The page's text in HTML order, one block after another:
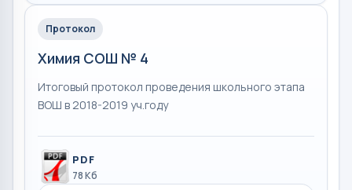
Протокол
Химия СОШ № 4
Итоговый протокол проведения школьного этапа
ВОШ в 2018-2019 уч.году
PDF
78 Кб